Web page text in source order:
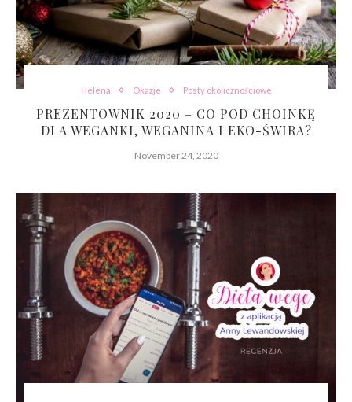
Helena Okazje Posty okolicznościowe
PREZENTOWNIK 2020 – CO POD CHOINKĘ
DLA WEGANKI, WEGANINA I EKO-ŚWIRA?
November 24, 2020